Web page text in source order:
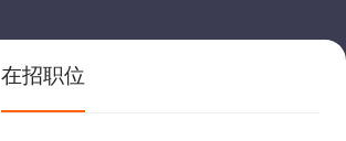
在招职位